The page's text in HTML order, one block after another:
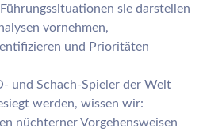
sie darstellen
vornehmen,
und Prioritäten
und Schach-Spieler der Welt
werden, wissen wir:
nüchterner Vorgehensweisen